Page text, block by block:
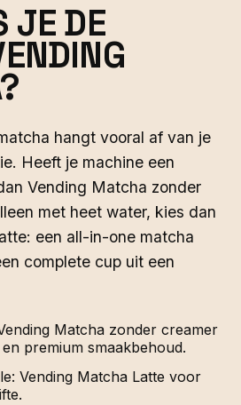
JE DE
hangt vooral af van je
Heeft je machine een
Vending Matcha zonder
met heet water, kies dan
een all-in-one matcha
complete cup uit een
Matcha zonder creamer
premium smaakbehoud.
Vending Matcha Latte voor